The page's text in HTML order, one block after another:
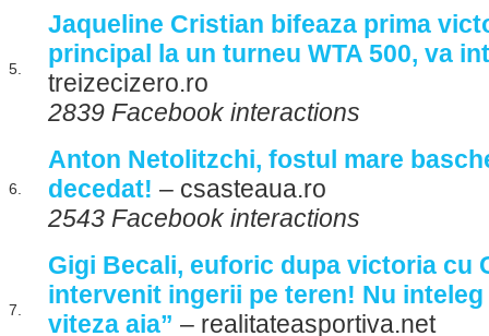
5.
Jaqueline Cristian bifeaza prima
principal la un turneu WTA 500, va
treizecizero.ro
2839 Facebook interactions
6.
Anton Netolitzchi, fostul mare
decedat! – csasteaua.ro
2543 Facebook interactions
7.
Gigi Becali, euforic dupa victoria cu
intervenit ingerii pe teren! Nu
viteza aia” – realitateasportiva.net